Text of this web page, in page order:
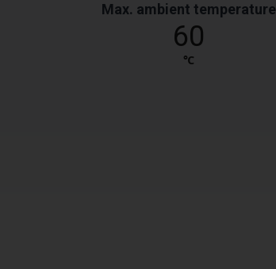
Max. ambient temperature
60
℃